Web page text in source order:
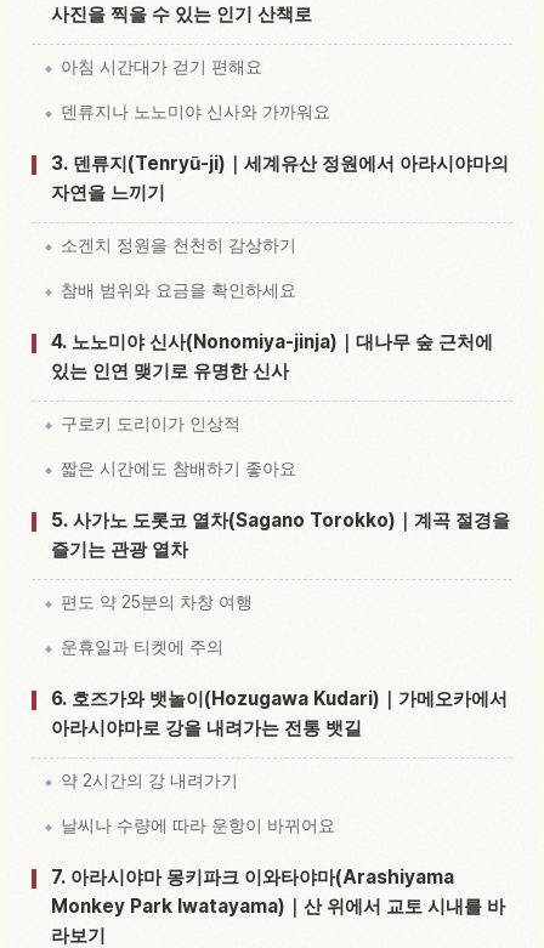
사진을 찍을 수 있는 인기 산책로
아침 시간대가 걷기 편해요
덴류지나 노노미야 신사와 가까워요
3. 덴류지(Tenryū-ji)｜세계유산 정원에서 아라시야마의
자연을 느끼기
소겐치 정원을 천천히 감상하기
참배 범위와 요금을 확인하세요
4. 노노미야 신사(Nonomiya-jinja)｜대나무 숲 근처에
있는 인연 맺기로 유명한 신사
구로키 도리이가 인상적
짧은 시간에도 참배하기 좋아요
5. 사가노 도롯코 열차(Sagano Torokko)｜계곡 절경을
즐기는 관광 열차
편도 약 25분의 차창 여행
운휴일과 티켓에 주의
6. 호즈가와 뱃놀이(Hozugawa Kudari)｜가메오카에서
아라시야마로 강을 내려가는 전통 뱃길
약 2시간의 강 내려가기
날씨나 수량에 따라 운항이 바뀌어요
7. 아라시야마 몽키파크 이와타야마(Arashiyama
Monkey Park Iwatayama)｜산 위에서 교토 시내를 바
라보기